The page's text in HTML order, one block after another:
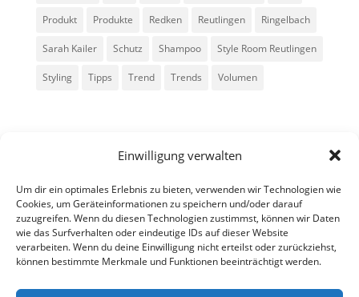
Einwilligung verwalten
Um dir ein optimales Erlebnis zu bieten, verwenden wir Technologien wie
Cookies, um Geräteinformationen zu speichern und/oder darauf
zuzugreifen. Wenn du diesen Technologien zustimmst, können wir Daten
wie das Surfverhalten oder eindeutige IDs auf dieser Website
verarbeiten. Wenn du deine Einwilligung nicht erteilst oder zurückziehst,
können bestimmte Merkmale und Funktionen beeinträchtigt werden.
Produkt Produkte Redken Reutlingen Ringelbach
Sarah Kailer Schutz Shampoo Style Room Reutlingen
Styling Tipps Trend Trends Volumen
Alle Rechte vorbehalten - Sarah Kailer